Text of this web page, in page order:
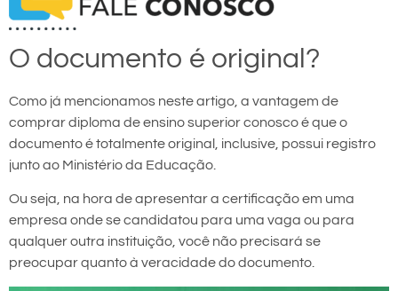
O documento é original?
Como já mencionamos neste artigo, a vantagem de
comprar diploma de ensino superior conosco é que o
documento é totalmente original, inclusive, possui registro
junto ao Ministério da Educação.
Ou seja, na hora de apresentar a certificação em uma
empresa onde se candidatou para uma vaga ou para
qualquer outra instituição, você não precisará se
preocupar quanto à veracidade do documento.